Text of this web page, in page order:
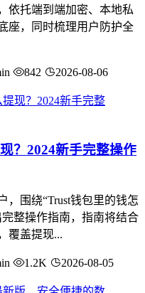
依托端到端加密、本地私
座，同时梳理用户防护全
842 2026-08-06
？2024新手完整操作
，围绕“Trust钱包里的钱怎
整操作指南，指南将结合
覆盖提现...
1.2K 2026-08-05